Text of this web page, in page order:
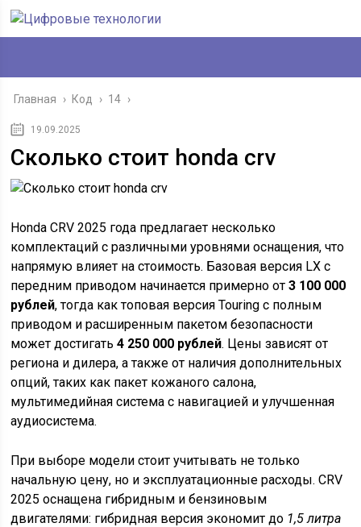
Главная › Код › 14 ›
19.09.2025
Сколько стоит honda crv
Honda CRV 2025 года предлагает несколько
комплектаций с различными уровнями оснащения, что
напрямую влияет на стоимость. Базовая версия LX с
передним приводом начинается примерно от3 100 000
рублей, тогда как топовая версия Touring с полным
приводом и расширенным пакетом безопасности
может достигать4 250 000 рублей. Цены зависят от
региона и дилера, а также от наличия дополнительных
опций, таких как пакет кожаного салона,
мультимедийная система с навигацией и улучшенная
аудиосистема.
При выборе модели стоит учитывать не только
начальную цену, но и эксплуатационные расходы. CRV
2025 оснащена гибридным и бензиновым
двигателями: гибридная версия экономит до 1,5 литра